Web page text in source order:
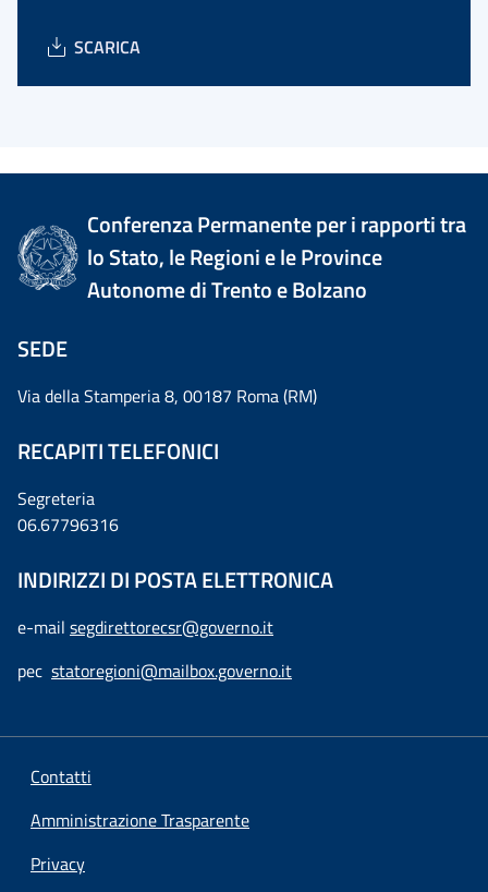
SCARICA
Conferenza Permanente per i rapporti tra
lo Stato, le Regioni e le Province
Autonome di Trento e Bolzano
SEDE
Via della Stamperia 8, 00187 Roma (RM)
RECAPITI TELEFONICI
Segreteria
06.67796316
INDIRIZZI DI POSTA ELETTRONICA
e-mail segdirettorecsr@governo.it
pec statoregioni@mailbox.governo.it
Contatti
Amministrazione Trasparente
Privacy